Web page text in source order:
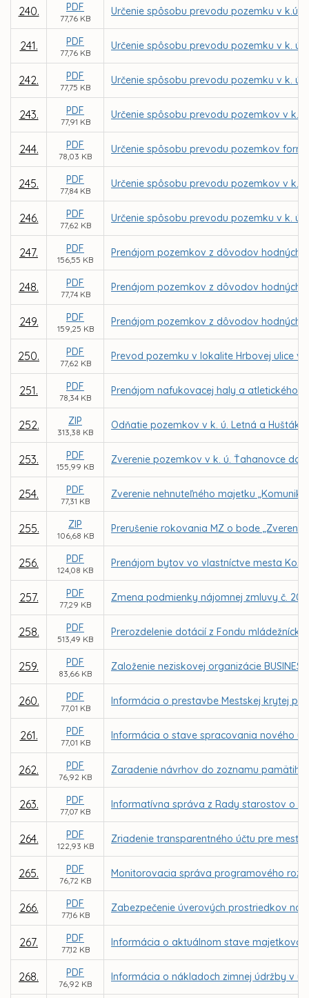
240. PDF
77,76 KB
Určenie spôsobu prevodu pozemku v k.ú.
241. PDF
77,76 KB
Určenie spôsobu prevodu pozemku v k.
242. PDF
77,75 KB
Určenie spôsobu prevodu pozemku v k.
243. PDF
77,91 KB
Určenie spôsobu prevodu pozemkov v k.
244. PDF
78,03 KB
Určenie spôsobu prevodu pozemkov
245. PDF
77,84 KB
Určenie spôsobu prevodu pozemkov v k.
246. PDF
77,62 KB
Určenie spôsobu prevodu pozemku v k.
247. PDF
156,55 KB
Prenájom pozemkov z dôvodov hodných
248. PDF
77,74 KB
Prenájom pozemkov z dôvodov hodných
249. PDF
159,25 KB
Prenájom pozemkov z dôvodov hodných
250. PDF
77,62 KB
Prevod pozemku v lokalite Hrbovej ulice v
251. PDF
78,34 KB
Prenájom nafukovacej haly a atletického
252. ZIP
313,38 KB
Odňatie pozemkov v k. ú. Letná a
253. PDF
155,99 KB
Zverenie pozemkov v k. ú. Ťahanovce do
254. PDF
77,31 KB
Zverenie nehnuteľného majetku
255. ZIP
106,68 KB
Prerušenie rokovania MZ o bode
256. PDF
124,08 KB
Prenájom bytov vo vlastníctve mesta
257. PDF
77,29 KB
Zmena podmienky nájomnej zmluvy č.
258. PDF
513,49 KB
Prerozdelenie dotácií z Fondu
259. PDF
83,66 KB
Založenie neziskovej organizácie
260. PDF
77,01 KB
Informácia o prestavbe Mestskej krytej
261. PDF
77,01 KB
Informácia o stave spracovania nového
262. PDF
76,92 KB
Zaradenie návrhov do zoznamu
263. PDF
77,07 KB
Informatívna správa z Rady starostov o
264. PDF
122,93 KB
Zriadenie transparentného účtu pre
265. PDF
76,72 KB
Monitorovacia správa programového
266. PDF
77,16 KB
Zabezpečenie úverových prostriedkov na
267. PDF
77,12 KB
Informácia o aktuálnom stave
268. PDF
76,92 KB
Informácia o nákladoch zimnej údržby v